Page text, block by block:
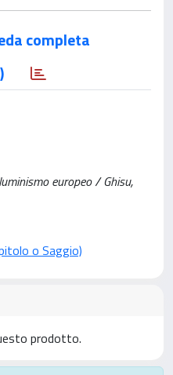
completa
europeo / Ghisu,
o Saggio)
prodotto.